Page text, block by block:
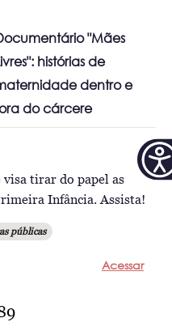
"Mães
histórias de
dentro e
do cárcere
tirar do papel as
Infância. Assista!
públicas
Acessar
9